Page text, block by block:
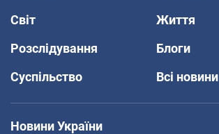
Світ
Життя
Розслідування
Блоги
Суспільство
Всі новини
Новини України